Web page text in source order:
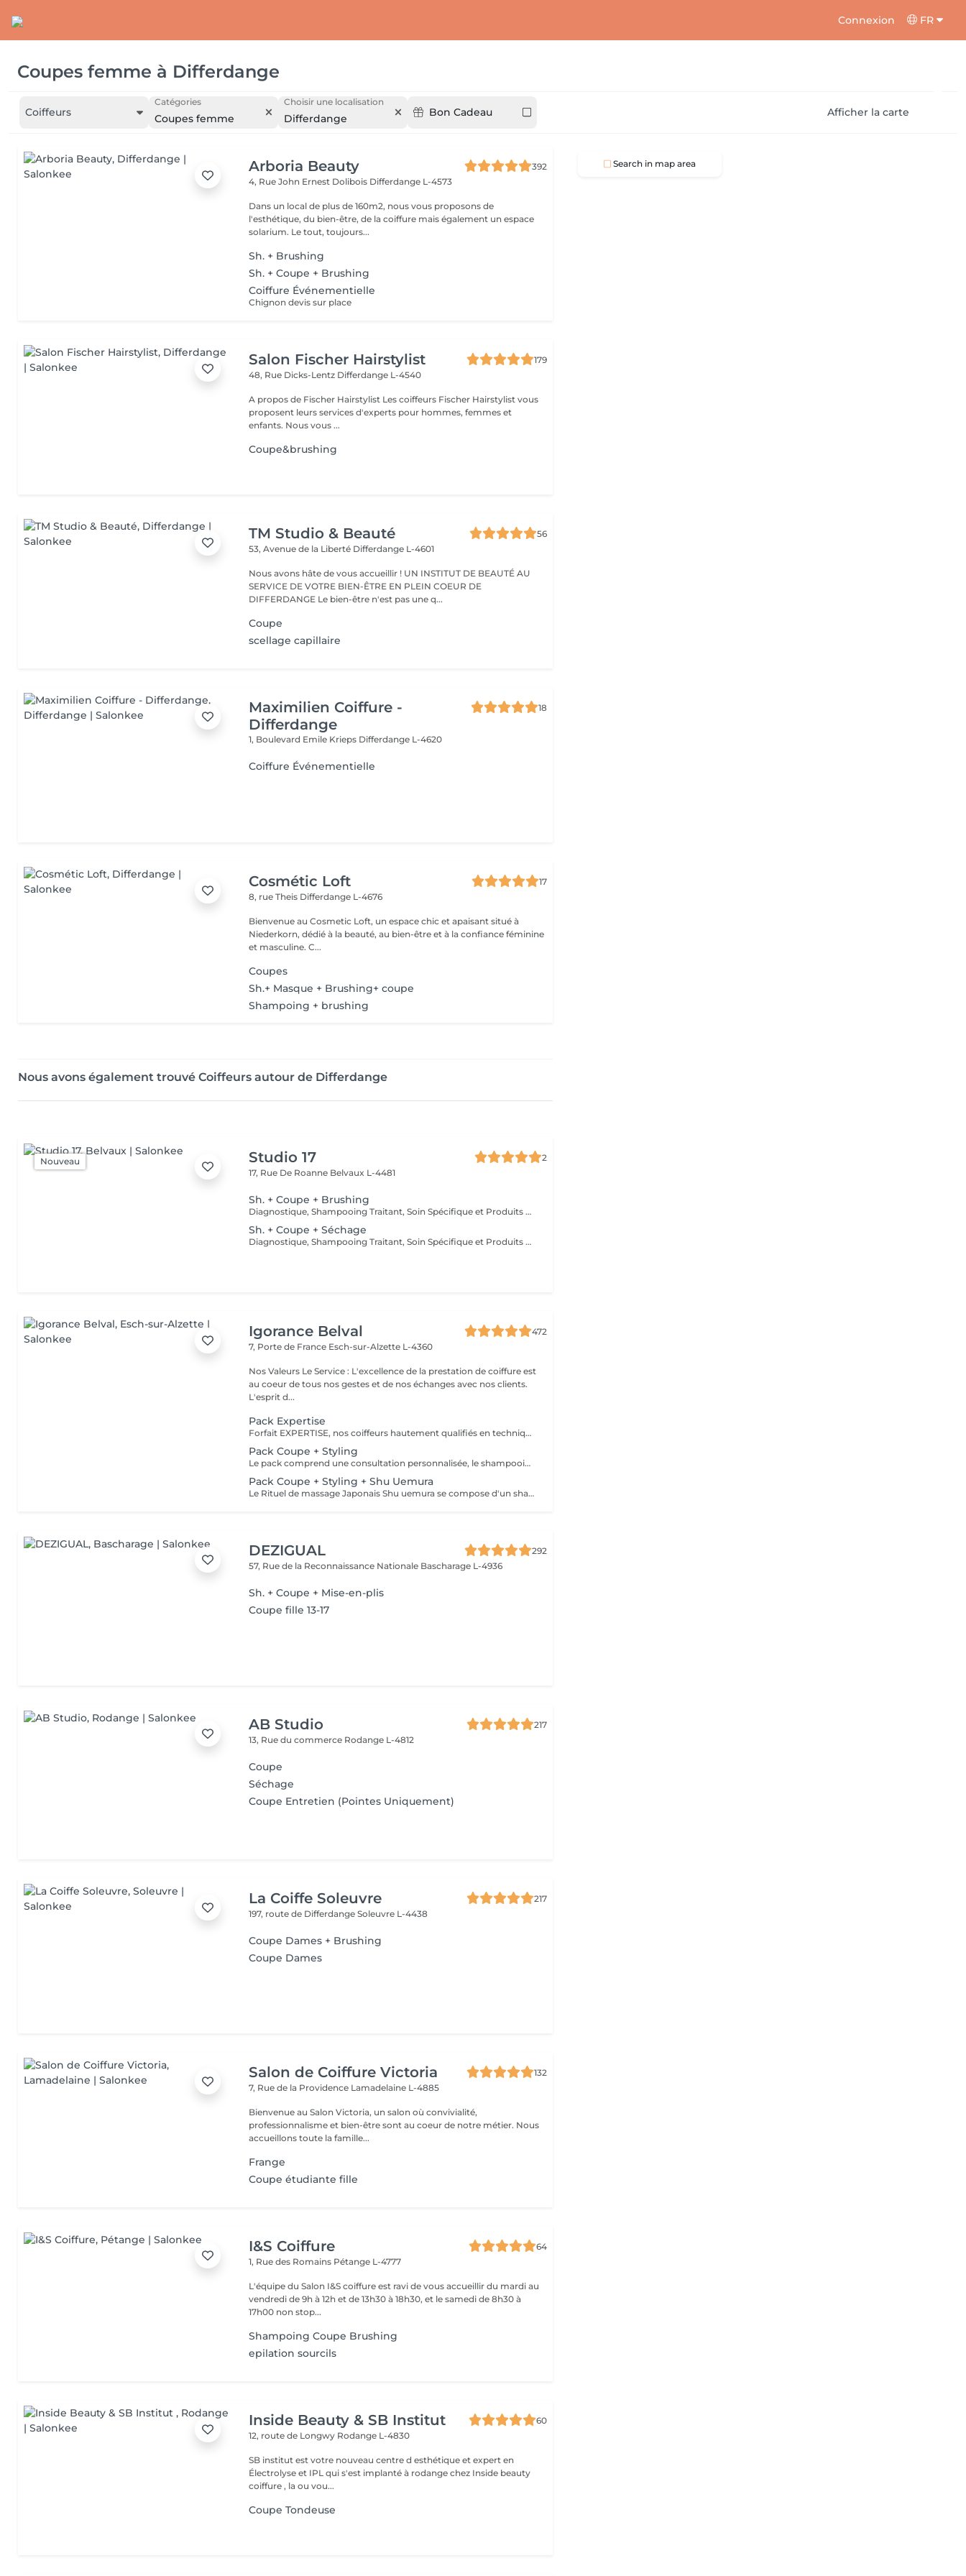
Connexion FR
Coupes femme à Differdange
Coiffeurs
Catégories
Coupes femme
Choisir une localisation
Differdange Bon Cadeau Afficher la carte
Arboria Beauty
392
4, Rue John Ernest Dolibois Differdange L-4573
Dans un local de plus de 160m2, nous vous proposons de
l'esthétique, du bien-être, de la coiffure mais également un espace
solarium. Le tout, toujours...
Sh. + Brushing
Sh. + Coupe + Brushing
Coiffure Événementielle
Chignon devis sur place
Salon Fischer Hairstylist
179
48, Rue Dicks-Lentz Differdange L-4540
A propos de Fischer Hairstylist Les coiffeurs Fischer Hairstylist vous
proposent leurs services d'experts pour hommes, femmes et
enfants. Nous vous ...
Coupe&brushing
TM Studio & Beauté
56
53, Avenue de la Liberté Differdange L-4601
Nous avons hâte de vous accueillir ! UN INSTITUT DE BEAUTÉ AU
SERVICE DE VOTRE BIEN-ÊTRE EN PLEIN COEUR DE
DIFFERDANGE Le bien-être n'est pas une q...
Coupe
scellage capillaire
Maximilien Coiffure -
Differdange
18
1, Boulevard Emile Krieps Differdange L-4620
Coiffure Événementielle
Cosmétic Loft
17
8, rue Theis Differdange L-4676
Bienvenue au Cosmetic Loft, un espace chic et apaisant situé à
Niederkorn, dédié à la beauté, au bien-être et à la confiance féminine
et masculine. C...
Coupes
Sh.+ Masque + Brushing+ coupe
Shampoing + brushing
Nous avons également trouvé Coiffeurs autour de Differdange
Nouveau Studio 17
2
17, Rue De Roanne Belvaux L-4481
Sh. + Coupe + Brushing
Diagnostique, Shampooing Traitant, Soin Spécifique et Produits Coiffants inclus
Sh. + Coupe + Séchage
Diagnostique, Shampooing Traitant, Soin Spécifique et Produits Coiffants inclus
Igorance Belval
472
7, Porte de France Esch-sur-Alzette L-4360
Nos Valeurs Le Service : L'excellence de la prestation de coiffure est
au coeur de tous nos gestes et de nos échanges avec nos clients.
L'esprit d...
Pack Expertise
Forfait EXPERTISE, nos coiffeurs hautement qualifiés en technique anglo-saxonne, en formation continu et diplômés d’une académie anglaise à Paris. Vous offre une séance d’une heure avec votre coach en suivi beauté. Ce pack inclus : 1 h de prestation Un diagnostique personnalisé Shampoing spécifique Haircare Conditioner spécifique Produit de coiffage Coupe Styling Produit de finition
Pack Coupe + Styling
Le pack comprend une consultation personnalisée, le shampooing et le conditionneur spécifiques REDKEN/ SHU UEMURA, la coupe IGORANCE (finitions sur cheveux secs) , le séchage et les produits de styling REDKEN/ SHU UEMURA * Tarifs à titre indicatifs à confirmer après la consultation personnalisée établit auprès de votre coiffeur/stylist/spécialiste * La direction se réserve le droit d’apporter des modifications pour le bon fonctionnement du salon
Pack Coupe + Styling + Shu Uemura
Le Rituel de massage Japonais Shu uemura se compose d'un shampooing et d'un soin d'une durée de 30 minutes pour une relaxation une une réparation intense du cheveu et ensuite le pack coupe styling
DEZIGUAL
292
57, Rue de la Reconnaissance Nationale Bascharage L-4936
Sh. + Coupe + Mise-en-plis
Coupe fille 13-17
AB Studio
217
13, Rue du commerce Rodange L-4812
Coupe
Séchage
Coupe Entretien (Pointes Uniquement)
La Coiffe Soleuvre
217
197, route de DifferdangeSoleuvre L-4438
Coupe Dames + Brushing
Coupe Dames
Salon de Coiffure Victoria
132
7, Rue de la Providence Lamadelaine L-4885
Bienvenue au Salon Victoria, un salon où convivialité,
professionnalisme et bien-être sont au coeur de notre métier. Nous
accueillons toute la famille...
Frange
Coupe étudiante fille
I&S Coiffure
64
1, Rue des Romains Pétange L-4777
L'équipe du Salon I&S coiffure est ravi de vous accueillir du mardi au
vendredi de 9h à 12h et de 13h30 à 18h30, et le samedi de 8h30 à
17h00 non stop...
Shampoing Coupe Brushing
epilation sourcils
Inside Beauty & SB Institut
60
12, route de Longwy Rodange L-4830
SB institut est votre nouveau centre d esthétique et expert en
Électrolyse et IPL qui s'est implanté à rodange chez Inside beauty
coiffure , la ou vou...
Coupe Tondeuse
Search in map area